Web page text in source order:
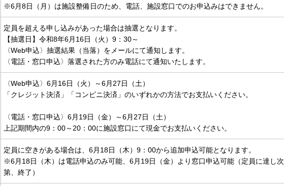
※6月8日（月）は施設整備日のため、電話、施設窓口でのお申込みはできません。
定員を超える申し込みがあった場合は抽選となります。
【抽選日】令和8年6月16日（火）9：30～
〈Web申込〉抽選結果（当落）をメールにて通知します。
〈電話・窓口申込〉落選された方のみ電話にて通知いたします。
〈Web申込〉6月16日（火）～6月27日（土）
「クレジット決済」「コンビニ決済」のいずれかの方法でお支払いください。
〈電話・窓口申込〉6月19日（金）～6月27日（土）
上記期間内の9：00～20：00に施設窓口にて現金でお支払いください。
定員に空きがある場合は、6月18日（木）9：00から追加申込可能となります。
※6月18日（木）は電話申込のみ可能、6月19日（金）より窓口申込可能（定員に達し次
第、終了）